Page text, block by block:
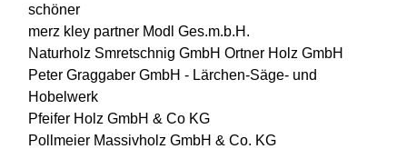
schöner
merz kley partner Modl Ges.m.b.H.
Naturholz Smretschnig GmbH Ortner Holz GmbH
Peter Graggaber GmbH - Lärchen-Säge- und
Hobelwerk
Pfeifer Holz GmbH & Co KG
Pollmeier Massivholz GmbH & Co. KG